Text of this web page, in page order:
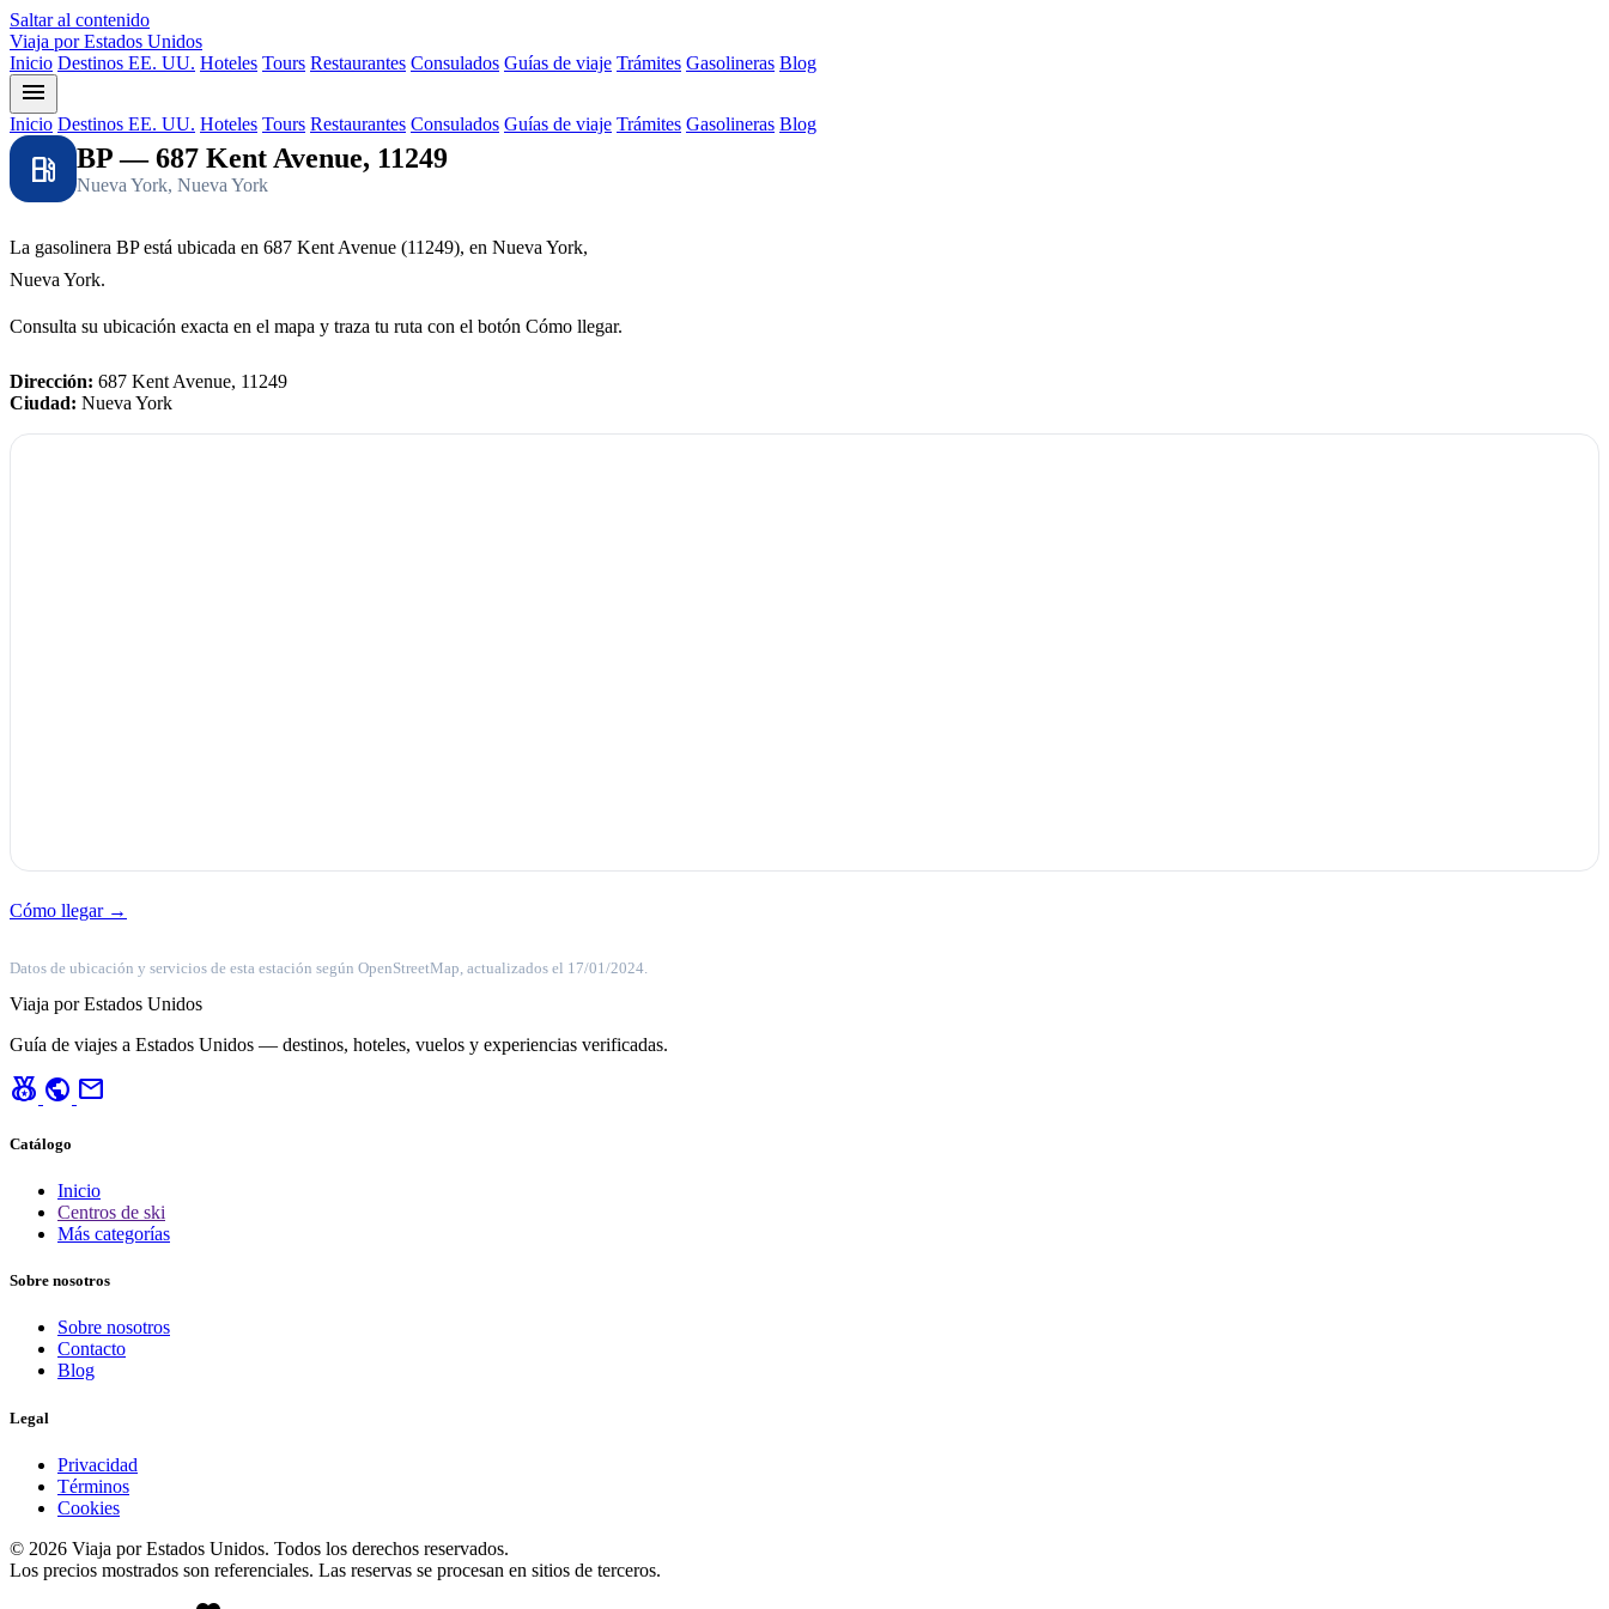
Saltar al contenido
Viaja por Estados Unidos
Inicio Destinos EE. UU. Hoteles Tours Restaurantes Consulados Guías de viaje Trámites Gasolineras Blog
menu
Inicio Destinos EE. UU. Hoteles Tours Restaurantes Consulados Guías de viaje Trámites Gasolineras Blog
local_gas_station BP — 687 Kent Avenue, 11249
Nueva York, Nueva York
La gasolinera BP está ubicada en 687 Kent Avenue (11249), en Nueva York,
Nueva York.
Consulta su ubicación exacta en el mapa y traza tu ruta con el botón Cómo llegar.
Dirección: 687 Kent Avenue, 11249
Ciudad: Nueva York
Cómo llegar →
Datos de ubicación y servicios de esta estación según OpenStreetMap, actualizados el 17/01/2024.
Viaja por Estados Unidos
Guía de viajes a Estados Unidos — destinos, hoteles, vuelos y experiencias verificadas.
social_leaderboard public mail
Catálogo
Inicio
Centros de ski
Más categorías
Sobre nosotros
Sobre nosotros
Contacto
Blog
Legal
Privacidad
Términos
Cookies
© 2026 Viaja por Estados Unidos. Todos los derechos reservados.
Los precios mostrados son referenciales. Las reservas se procesan en sitios de terceros.